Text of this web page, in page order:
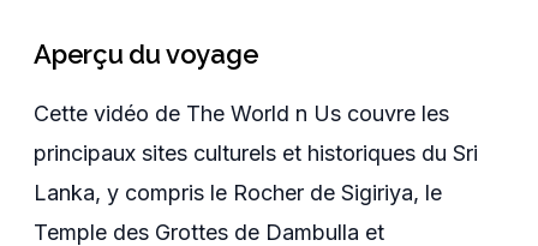
Aperçu du voyage
Cette vidéo de The World n Us couvre les
principaux sites culturels et historiques du Sri
Lanka, y compris le Rocher de Sigiriya, le
Temple des Grottes de Dambulla et